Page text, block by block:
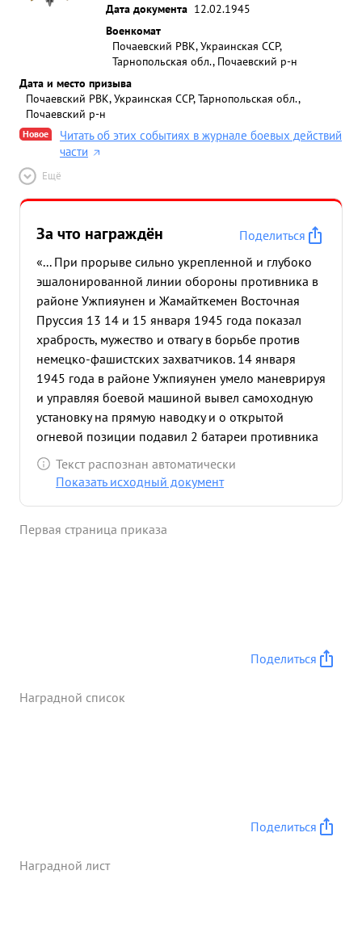
Дата документа 12.02.1945
Военкомат
Почаевский РВК, Украинская ССР,
Тарнопольская обл., Почаевский р-н
Дата и место призыва
Почаевский РВК, Украинская ССР, Тарнопольская обл.,
Почаевский р-н
Новое
Читать об этих событиях в журнале боевых действий
части
Ещё
За что награждён
Поделиться
«... При прорыве сильно укрепленной и глубоко
эшалонированной линии обороны противника в
районе Ужпияунен и Жамайткемен Восточная
Пруссия 13 14 и 15 января 1945 года показал
храбрость, мужество и отвагу в борьбе против
немецко-фашистских захватчиков. 14 января
1945 года в районе Ужпияунен умело маневрируя
и управляя боевой машиной вывел самоходную
установку на прямую наводку и о открытой
огневой позиции подавил 2 батареи противника
ведшие огонь по нашим боевым порядкам. 17
января 1945 года в районе Залленингкен
благодаря умелому управлению ею,
Текст распознан автоматически
Показать исходный документ
Первая страница приказа
Поделиться
Наградной список
Поделиться
Наградной лист